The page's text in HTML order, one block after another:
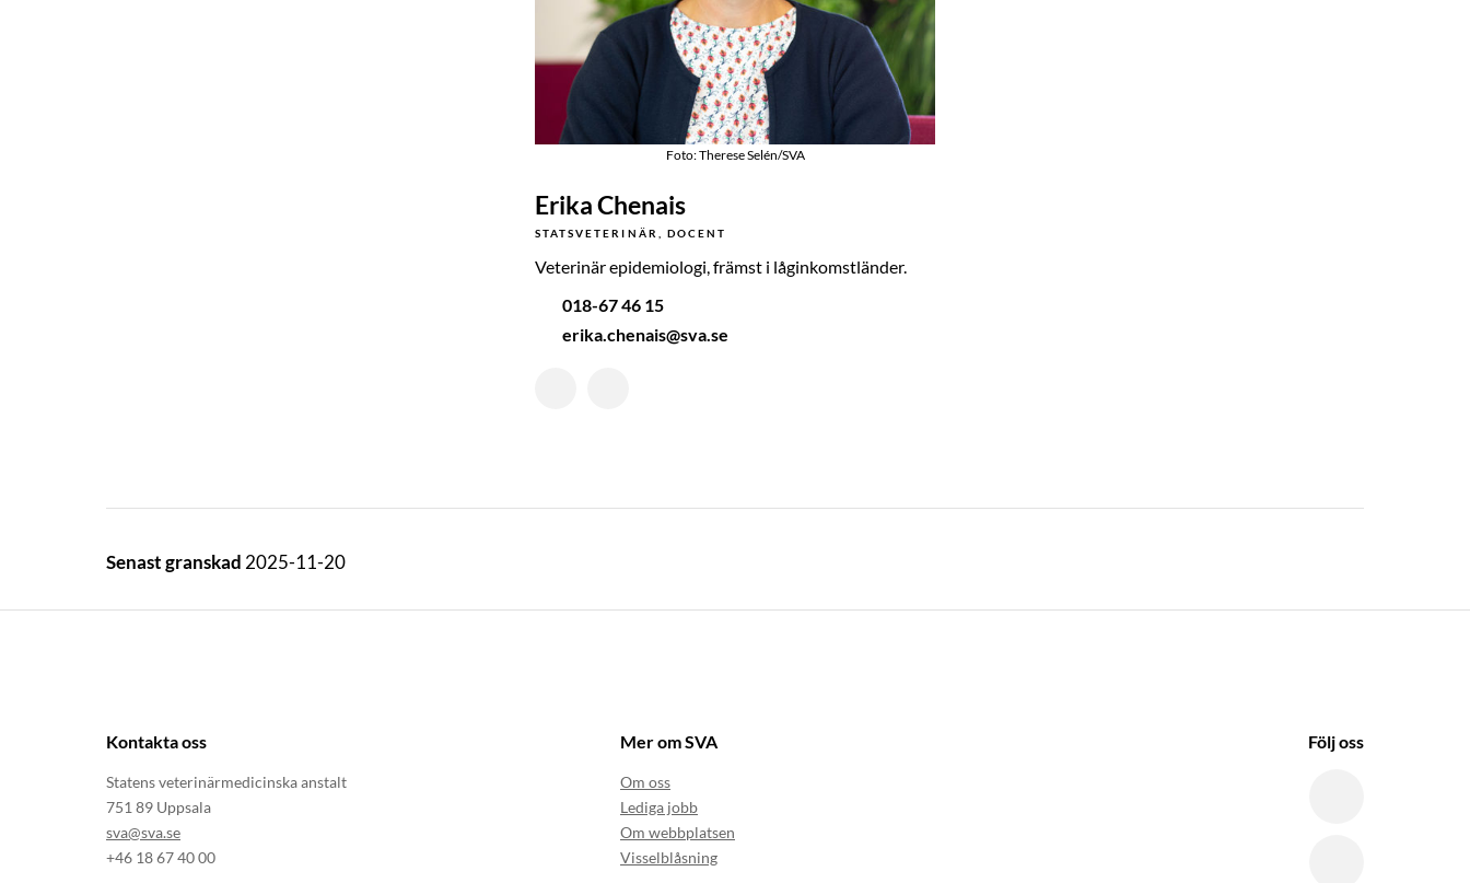
Foto: Therese Selén/SVA
Erika Chenais
STATSVETERINÄR, DOCENT
Veterinär epidemiologi, främst i låginkomstländer.
018-67 46 15
erika.chenais@sva.se
Senast granskad 2025-11-20
Kontakta oss
Statens veterinärmedicinska anstalt
751 89 Uppsala
sva@sva.se
+46 18 67 40 00
Mer om SVA
Om oss
Lediga jobb
Om webbplatsen
Visselblåsning
Följ oss